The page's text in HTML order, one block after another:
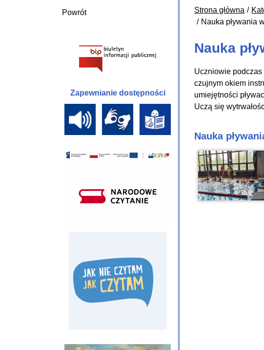
Strona główna
Nauka pływania
Nauka
Uczniowie
czujnym okiem
umiejętności
Uczą się
Nauka
Powrót
Zapewnianie dostępności